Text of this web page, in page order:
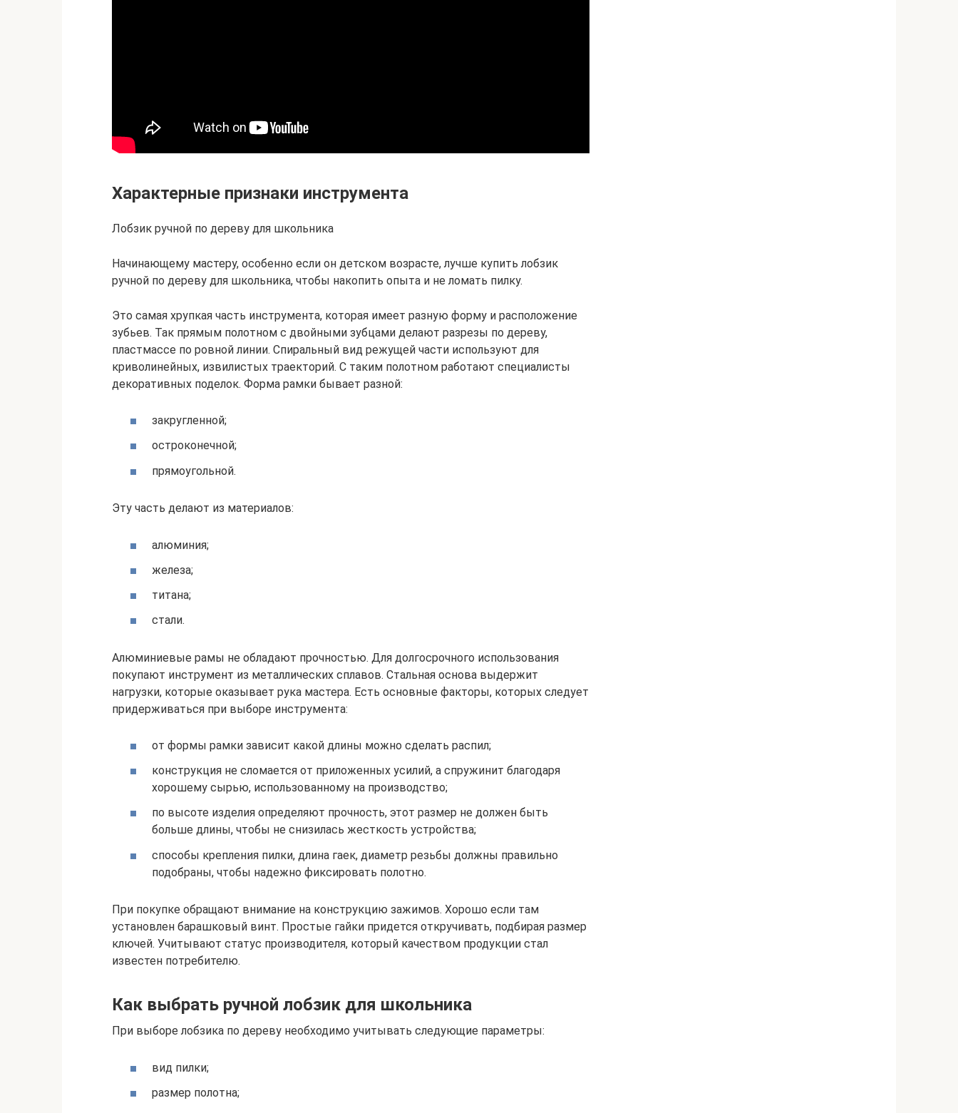
Характерные признаки инструмента
Лобзик ручной по дереву для школьника
Начинающему мастеру, особенно если он детском возрасте, лучше купить лобзик
ручной по дереву для школьника, чтобы накопить опыта и не ломать пилку.
Это самая хрупкая часть инструмента, которая имеет разную форму и расположение
зубьев. Так прямым полотном с двойными зубцами делают разрезы по дереву,
пластмассе по ровной линии. Спиральный вид режущей части используют для
криволинейных, извилистых траекторий. С таким полотном работают специалисты
декоративных поделок. Форма рамки бывает разной:
закругленной;
остроконечной;
прямоугольной.
Эту часть делают из материалов:
алюминия;
железа;
титана;
стали.
Алюминиевые рамы не обладают прочностью. Для долгосрочного использования
покупают инструмент из металлических сплавов. Стальная основа выдержит
нагрузки, которые оказывает рука мастера. Есть основные факторы, которых следует
придерживаться при выборе инструмента:
от формы рамки зависит какой длины можно сделать распил;
конструкция не сломается от приложенных усилий, а спружинит благодаря
хорошему сырью, использованному на производство;
по высоте изделия определяют прочность, этот размер не должен быть
больше длины, чтобы не снизилась жесткость устройства;
способы крепления пилки, длина гаек, диаметр резьбы должны правильно
подобраны, чтобы надежно фиксировать полотно.
При покупке обращают внимание на конструкцию зажимов. Хорошо если там
установлен барашковый винт. Простые гайки придется откручивать, подбирая размер
ключей. Учитывают статус производителя, который качеством продукции стал
известен потребителю.
Как выбрать ручной лобзик для школьника
При выборе лобзика по дереву необходимо учитывать следующие параметры:
вид пилки;
размер полотна;